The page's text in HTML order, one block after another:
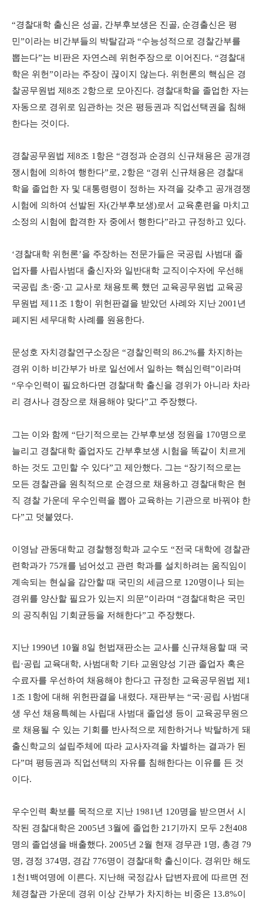
“경찰대학 출신은 성골, 간부후보생은 진골, 순경출신은 평
민”이라는 비간부들의 박탈감과 “수능성적으로 경찰간부를
뽑는다”는 비판은 자연스레 위헌주장으로 이어진다. “경찰대
학은 위헌”이라는 주장이 끊이지 않는다. 위헌론의 핵심은 경
찰공무원법 제8조 2항으로 모아진다. 경찰대학을 졸업한 자는
자동으로 경위로 임관하는 것은 평등권과 직업선택권을 침해
한다는 것이다.
경찰공무원법 제8조 1항은 “경정과 순경의 신규채용은 공개경
쟁시험에 의하여 행한다”로, 2항은 “경위 신규채용은 경찰대
학을 졸업한 자 및 대통령령이 정하는 자격을 갖추고 공개경쟁
시험에 의하여 선발된 자(간부후보생)로서 교육훈련을 마치고
소정의 시험에 합격한 자 중에서 행한다”라고 규정하고 있다.
‘경찰대학 위헌론’을 주장하는 전문가들은 국공립 사범대 졸
업자를 사립사범대 출신자와 일반대학 교직이수자에 우선해
국공립 초·중·고 교사로 채용토록 했던 교육공무원법 교육공
무원법 제11조 1항이 위헌판결을 받았던 사례와 지난 2001년
폐지된 세무대학 사례를 원용한다.
문성호 자치경찰연구소장은 “경찰인력의 86.2%를 차지하는
경위 이하 비간부가 바로 일선에서 일하는 핵심인력”이라며
“우수인력이 필요하다면 경찰대학 출신을 경위가 아니라 차라
리 경사나 경장으로 채용해야 맞다”고 주장했다.
그는 이와 함께 “단기적으로는 간부후보생 정원을 170명으로
늘리고 경찰대학 졸업자도 간부후보생 시험을 똑같이 치르게
하는 것도 고민할 수 있다”고 제안했다. 그는 “장기적으로는
모든 경찰관을 원칙적으로 순경으로 채용하고 경찰대학은 현
직 경찰 가운데 우수인력을 뽑아 교육하는 기관으로 바꿔야 한
다”고 덧붙였다.
이영남 관동대학교 경찰행정학과 교수도 “전국 대학에 경찰관
련학과가 75개를 넘어섰고 관련 학과를 설치하려는 움직임이
계속되는 현실을 감안할 때 국민의 세금으로 120명이나 되는
경위를 양산할 필요가 있는지 의문”이라며 “경찰대학은 국민
의 공직취임 기회균등을 저해한다”고 주장했다.
지난 1990년 10월 8일 헌법재판소는 교사를 신규채용할 때 국
립·공립 교육대학, 사범대학 기타 교원양성 기관 졸업자 혹은
수료자를 우선하여 채용해야 한다고 규정한 교육공무원법 제1
1조 1항에 대해 위헌판결을 내렸다. 재판부는 “국·공립 사범대
생 우선 채용특혜는 사립대 사범대 졸업생 등이 교육공무원으
로 채용될 수 있는 기회를 반사적으로 제한하거나 박탈하게 돼
출신학교의 설립주체에 따라 교사자격을 차별하는 결과가 된
다”며 평등권과 직업선택의 자유를 침해한다는 이유를 든 것
이다.
우수인력 확보를 목적으로 지난 1981년 120명을 받으면서 시
작된 경찰대학은 2005년 3월에 졸업한 21기까지 모두 2천408
명의 졸업생을 배출했다. 2005년 2월 현재 경무관 1명, 총경 79
명, 경정 374명, 경감 776명이 경찰대학 출신이다. 경위만 해도
1천1백여명에 이른다. 지난해 국정감사 답변자료에 따르면 전
체경찰관 가운데 경위 이상 간부가 차지하는 비중은 13.8%이